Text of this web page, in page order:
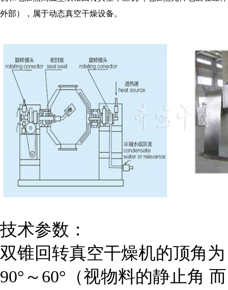
外部），属于动态真空干燥设备。
技术参数：
双锥回转真空干燥机的顶角为
90°～60°（视物料的静止角 而